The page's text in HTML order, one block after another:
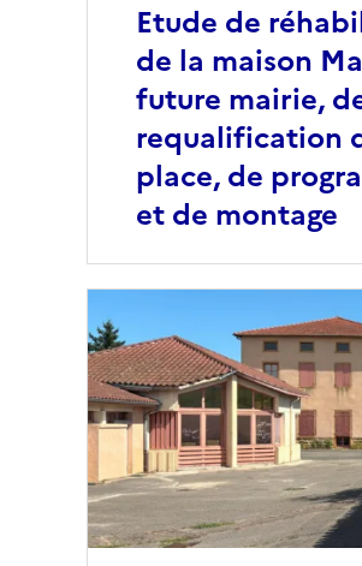
Etude de
de la maison
future mairie,
requalification
place, de
et de montage